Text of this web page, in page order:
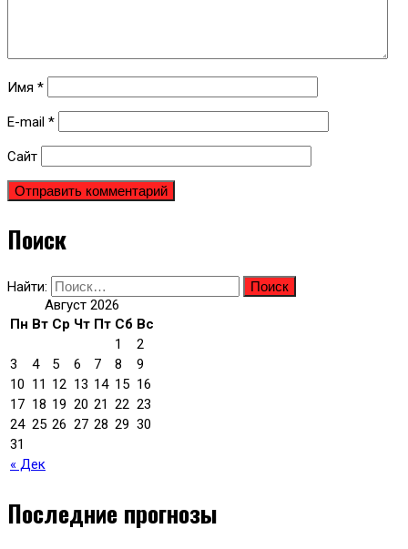
Имя *
E-mail *
Сайт
Поиск
Найти:
Август 2026
Пн Вт Ср Чт Пт Сб Вс
« Дек
1
2
3
4 5 6 7 8
9
10 11 12 13 14 15 16
17 18 19 20 21 22 23
24 25 26 27 28 29 30
31
Последние прогнозы